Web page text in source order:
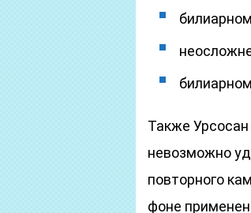
Также
невозможно
повторного
фоне